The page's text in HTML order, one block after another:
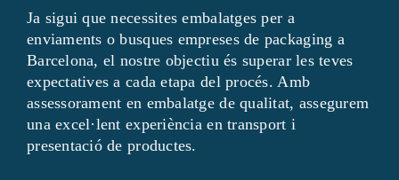
Ja sigui que necessites embalatges per a
enviaments o busques empreses de packaging a
Barcelona, el nostre objectiu és superar les teves
expectatives a cada etapa del procés. Amb
assessorament en embalatge de qualitat, assegurem
una excel·lent experiència en transport i
presentació de productes.